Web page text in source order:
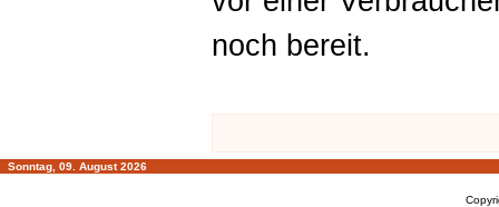
noch bereit.
Sonntag, 09. August 2026